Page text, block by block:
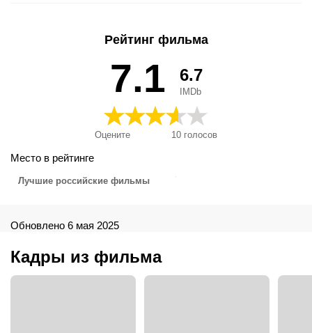
Рейтинг фильма
7.1
Оцените 10 голосов
6.7
IMDb
Место в рейтинге
Лучшие российские фильмы
Обновлено 6 мая 2025
Кадры из фильма